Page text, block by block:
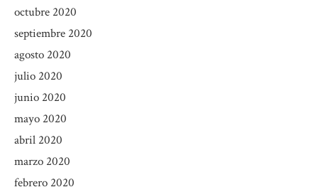
octubre 2020
septiembre 2020
agosto 2020
julio 2020
junio 2020
mayo 2020
abril 2020
marzo 2020
febrero 2020